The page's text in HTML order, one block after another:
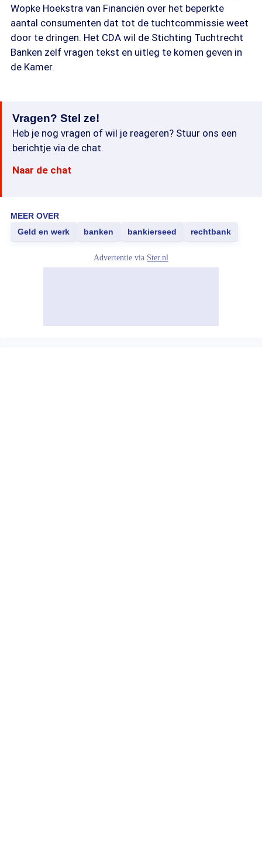
Wopke Hoekstra van Financiën over het beperkte
aantal consumenten dat tot de tuchtcommissie weet
door te dringen. Het CDA wil de Stichting Tuchtrecht
Banken zelf vragen tekst en uitleg te komen geven in
de Kamer.
Vragen? Stel ze!
Heb je nog vragen of wil je reageren? Stuur ons een
berichtje via de chat.
Naar de chat
MEER OVER
Geld en werk
banken bankierseed rechtbank
Advertentie via Ster.nl